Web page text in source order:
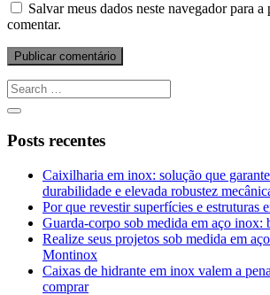
Salvar meus dados neste navegador para
comentar.
Posts recentes
Caixilharia em inox: solução que
durabilidade e elevada robustez
Por que revestir superfícies e estruturas
Guarda-corpo sob medida em aço inox:
Realize seus projetos sob medida em
Montinox
Caixas de hidrante em inox valem a
comprar